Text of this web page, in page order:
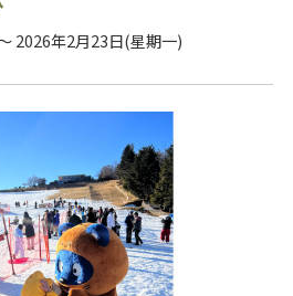
2026年2月23日(星期一)